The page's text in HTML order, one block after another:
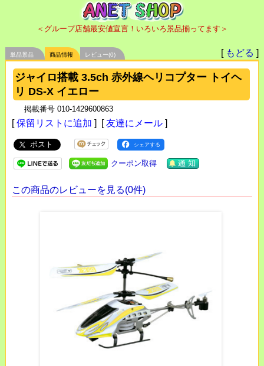
＜グループ店舗最安値宣言！いろいろ景品揃ってます＞
単品景品 商品情報 レビュー(0) [ もどる ]
ジャイロ搭載 3.5ch 赤外線ヘリコプター トイヘ
リ DS-X イエロー
掲載番号 010-1429600863
[ 保留リストに追加 ] [ 友達にメール ]
ポスト シェアする
クーポン取得
この商品のレビューを見る(0件)